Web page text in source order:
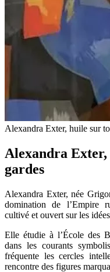
Alexandra Exter, huile sur
Alexandra Exter,
gardes
Alexandra Exter, née
domination de l’Empire
cultivé et ouvert sur les
Elle étudie à l’École des
dans les courants
fréquente les cercles
rencontre des figures